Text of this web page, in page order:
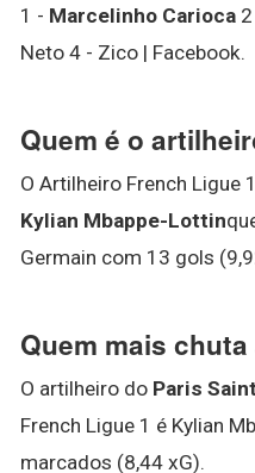
1 - Marcelinho Carioca
Neto 4 - Zico | Facebook.
Quem é o
O Artilheiro French Ligue
Kylian Mbappe-Lottin
Germain com 13 gols
Quem mais
O artilheiro do Paris
French Ligue 1 é Kylian
marcados (8,44 xG).